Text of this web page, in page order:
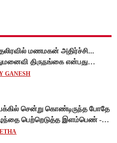
மணமகன் அதிர்ச்சி...
திருநங்கை என்பது
GANESH
சென்று கொண்டிருந்த போதே
பெற்றெடுத்த இளம்பெண் -
நெகிழ்ச்சி சம்பவம்!